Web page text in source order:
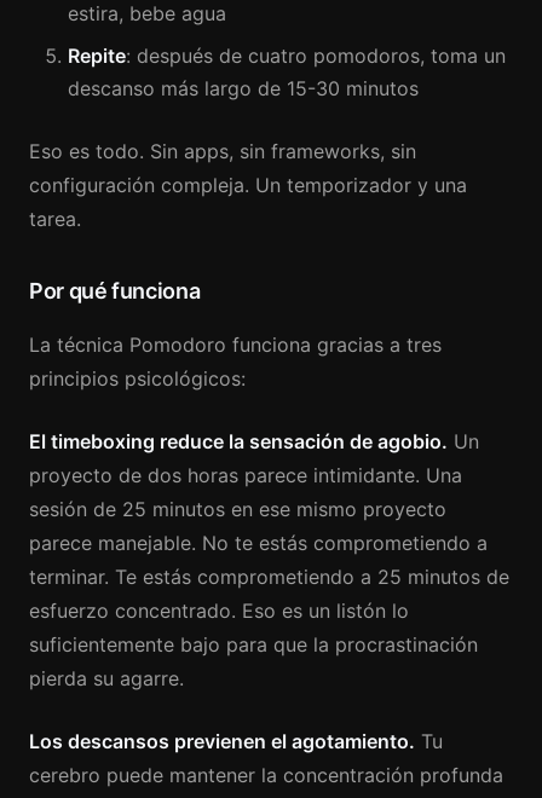
estira, bebe agua
Repite: después de cuatro pomodoros, toma un
descanso más largo de 15-30 minutos
Eso es todo. Sin apps, sin frameworks, sin
configuración compleja. Un temporizador y una
tarea.
Por qué funciona
La técnica Pomodoro funciona gracias a tres
principios psicológicos:
El timeboxing reduce la sensación de agobio. Un
proyecto de dos horas parece intimidante. Una
sesión de 25 minutos en ese mismo proyecto
parece manejable. No te estás comprometiendo a
terminar. Te estás comprometiendo a 25 minutos de
esfuerzo concentrado. Eso es un listón lo
suficientemente bajo para que la procrastinación
pierda su agarre.
Los descansos previenen el agotamiento. Tu
cerebro puede mantener la concentración profunda